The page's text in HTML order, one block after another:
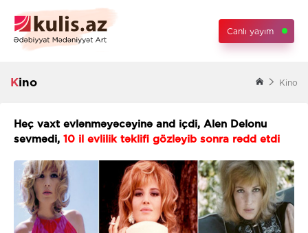
Canlı yayım
Kino Kino
Heç vaxt evlənməyəcəyinə and içdi, Alen Delonu
sevmədi, 10 il evlilik təklifi gözləyib sonra rədd etdi